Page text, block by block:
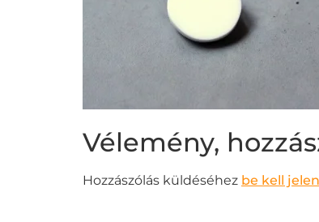
Vélemény,
Hozzászólás küldéséhez be kell